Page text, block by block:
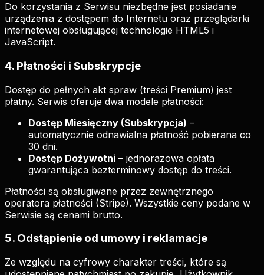
Do korzystania z Serwisu niezbędne jest posiadanie
urządzenia z dostępem do Internetu oraz przeglądarki
internetowej obsługującej technologie HTML5 i
JavaScript.
4. Płatności i Subskrypcje
Dostęp do pełnych akt spraw (treści Premium) jest
płatny. Serwis oferuje dwa modele płatności:
Dostęp Miesięczny (Subskrypcja) –
automatycznie odnawialna płatność pobierana co
30 dni.
Dostęp Dożywotni – jednorazowa opłata
gwarantująca bezterminowy dostęp do treści.
Płatności są obsługiwane przez zewnętrznego
operatora płatności (Stripe). Wszystkie ceny podane w
Serwisie są cenami brutto.
5. Odstąpienie od umowy i reklamacje
Ze względu na cyfrowy charakter treści, które są